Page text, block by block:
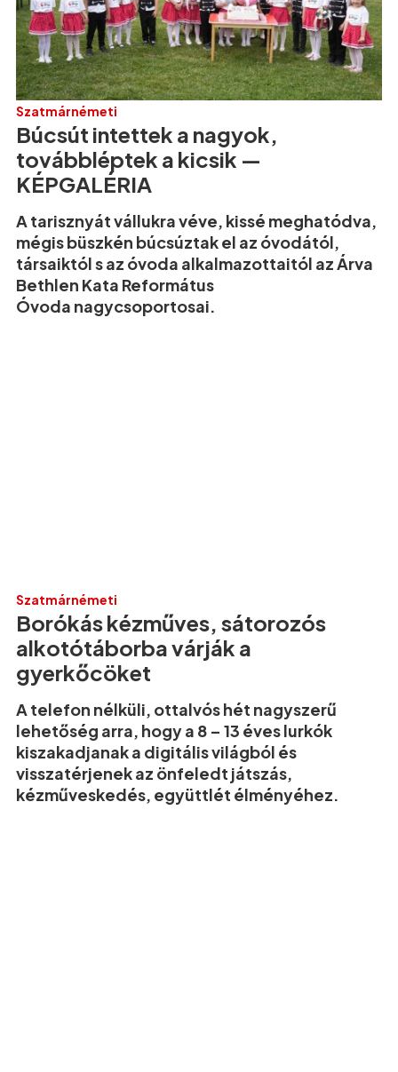
Szatmárnémeti
Búcsút intettek a nagyok,
továbbléptek a kicsik —
KÉPGALÉRIA
A tarisznyát vállukra véve, kissé meghatódva,
mégis büszkén búcsúztak el az óvodától,
társaiktól s az óvoda alkalmazottaitól az Árva
Bethlen Kata Református
Óvoda nagycsoportosai.
Szatmárnémeti
Borókás kézműves, sátorozós
alkotótáborba várják a
gyerkőcöket
A telefon nélküli, ottalvós hét nagyszerű
lehetőség arra, hogy a 8 – 13 éves lurkók
kiszakadjanak a digitális világból és
visszatérjenek az önfeledt játszás,
kézműveskedés, együttlét élményéhez.